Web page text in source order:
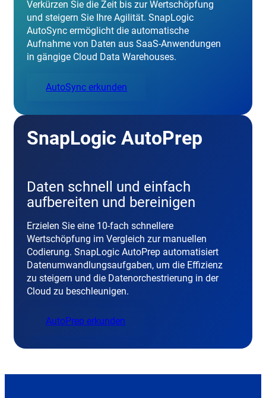
Verkürzen Sie die Zeit bis zur Wertschöpfung
und steigern Sie Ihre Agilität. SnapLogic
AutoSync ermöglicht die automatische
Aufnahme von Daten aus SaaS-Anwendungen
in gängige Cloud Data Warehouses.
AutoSync erkunden
SnapLogic AutoPrep
Daten schnell und einfach
aufbereiten und bereinigen
Erzielen Sie eine 10-fach schnellere
Wertschöpfung im Vergleich zur manuellen
Codierung. SnapLogic AutoPrep automatisiert
Datenumwandlungsaufgaben, um die Effizienz
zu steigern und die Datenorchestrierung in der
Cloud zu beschleunigen.
AutoPrep erkunden